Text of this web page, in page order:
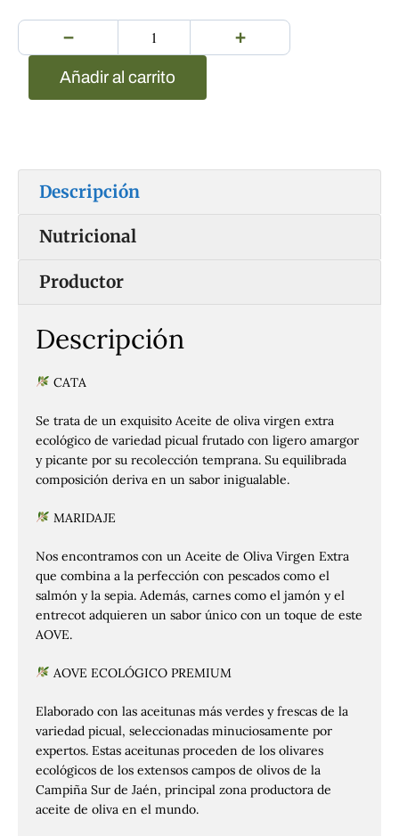
− +
Añadir al carrito
Descripción
Nutricional
Productor
Descripción
CATA
Se trata de un exquisito Aceite de oliva virgen extra
ecológico de variedad picual frutado con ligero amargor
y picante por su recolección temprana. Su equilibrada
composición deriva en un sabor inigualable.
MARIDAJE
Nos encontramos con un Aceite de Oliva Virgen Extra
que combina a la perfección con pescados como el
salmón y la sepia. Además, carnes como el jamón y el
entrecot adquieren un sabor único con un toque de este
AOVE.
AOVE ECOLÓGICO PREMIUM
Elaborado con las aceitunas más verdes y frescas de la
variedad picual, seleccionadas minuciosamente por
expertos. Estas aceitunas proceden de los olivares
ecológicos de los extensos campos de olivos de la
Campiña Sur de Jaén, principal zona productora de
aceite de oliva en el mundo.